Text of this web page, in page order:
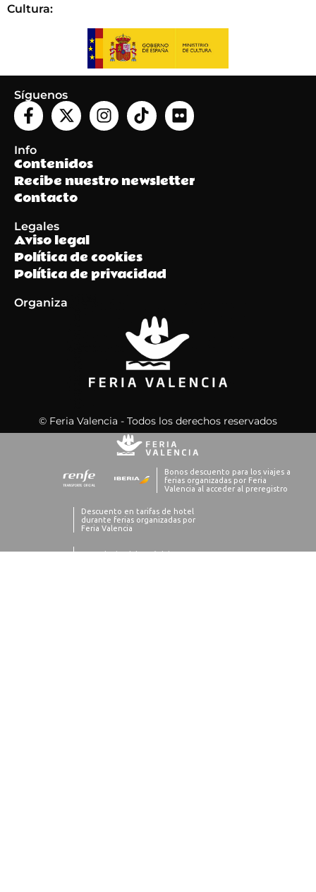
Cultura:
Síguenos
Info
Contenidos
Recibe nuestro newsletter
Contacto
Legales
Aviso legal
Política de cookies
Política de privacidad
Organiza
© Feria Valencia - Todos los derechos reservados